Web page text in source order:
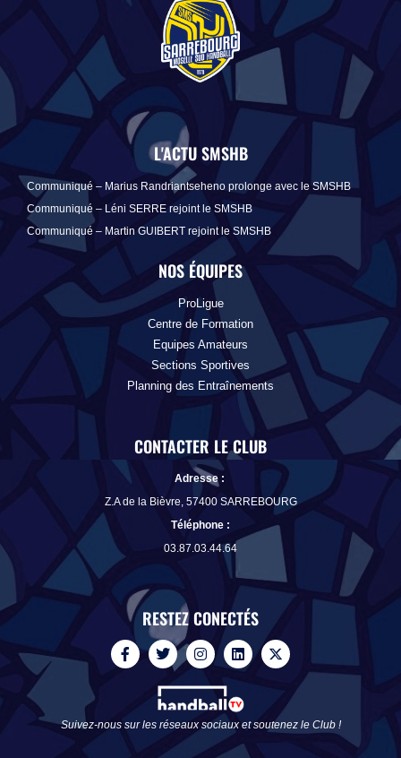
L'ACTU SMSHB
Communiqué – Marius Randriantseheno prolonge avec le SMSHB
Communiqué – Léni SERRE rejoint le SMSHB
Communiqué – Martin GUIBERT rejoint le SMSHB
NOS ÉQUIPES
ProLigue
Centre de Formation
Equipes Amateurs
Sections Sportives
Planning des Entraînements
CONTACTER LE CLUB
Adresse :
Z.A de la Bièvre, 57400 SARREBOURG
Téléphone :
03.87.03.44.64
RESTEZ CONECTÉS
F
a
c
o
o
T
w
i
t
t
e
r
I
n
s
t
a
g
r
a
L
i
n
e
d
i
n
X
-
t
t
t
Suivez-nous sur les réseaux sociaux et soutenez le Club !